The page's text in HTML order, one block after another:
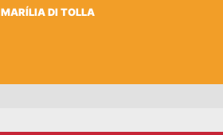
MARÍLIA DI TOLLA